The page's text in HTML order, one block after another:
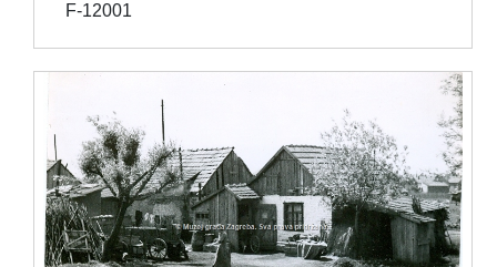
F-12001